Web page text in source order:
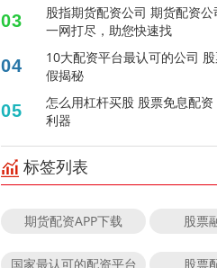
03
股指期货配资公司 期货配资公
一网打尽，助您快速找
04
10大配资平台最认可的公司
假揭秘
05
怎么用杠杆买股 股票免息配
利器
标签列表
期货配资APP下载 股票
国家最认可的配资平台 股票